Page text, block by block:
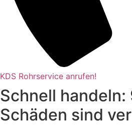
KDS Rohrservice anrufen!
Schnell handeln:
Schäden sind